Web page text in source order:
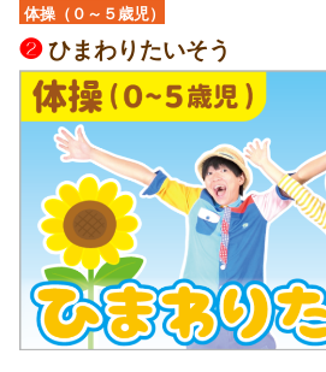
体操（０～５歳児）
❷ひまわりたいそう